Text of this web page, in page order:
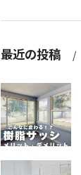
最近の投稿